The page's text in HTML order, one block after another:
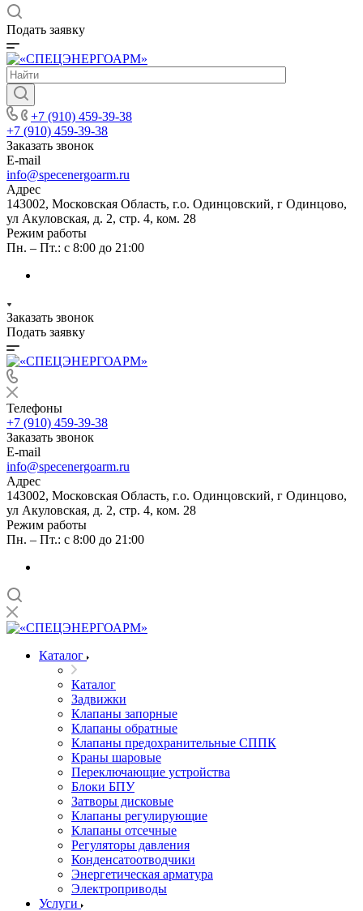
Подать заявку
+7 (910) 459-39-38
+7 (910) 459-39-38
Заказать звонок
E-mail
info@specenergoarm.ru
Адрес
143002, Московская Область, г.о. Одинцовский, г Одинцово,
ул Акуловская, д. 2, стр. 4, ком. 28
Режим работы
Пн. – Пт.: с 8:00 до 21:00
Заказать звонок
Подать заявку
Телефоны
+7 (910) 459-39-38
Заказать звонок
E-mail
info@specenergoarm.ru
Адрес
143002, Московская Область, г.о. Одинцовский, г Одинцово,
ул Акуловская, д. 2, стр. 4, ком. 28
Режим работы
Пн. – Пт.: с 8:00 до 21:00
Каталог
Каталог
Задвижки
Клапаны запорные
Клапаны обратные
Клапаны предохранительные СППК
Краны шаровые
Переключающие устройства
Блоки БПУ
Затворы дисковые
Клапаны регулирующие
Клапаны отсечные
Регуляторы давления
Конденсатоотводчики
Энергетическая арматура
Электроприводы
Услуги